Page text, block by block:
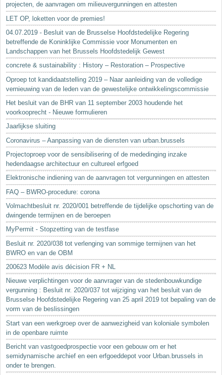
projecten, de aanvragen om milieuvergunningen en attesten
LET OP, loketten voor de premies!
04.07.2019 - Besluit van de Brusselse Hoofdstedelijke Regering
betreffende de Koninklijke Commissie voor Monumenten en
Landschappen van het Brussels Hoofdstedelijk Gewest
concrete & sustainability : History – Restoration – Prospective
Oproep tot kandidaatstelling 2019 – Naar aanleiding van de volledige
vernieuwing van de leden van de gewestelijke ontwikkelingscommissie
Het besluit van de BHR van 11 september 2003 houdende het
voorkooprecht - Nieuwe formulieren
Jaarlijkse sluiting
Coronavirus – Aanpassing van de diensten van urban.brussels
Projectoproep voor de sensibilisering of de mededinging inzake
hedendaagse architectuur en cultureel erfgoed
Elektronische indiening van de aanvragen tot vergunningen en attesten
FAQ – BWRO-procedure: corona
Volmachtbesluit nr. 2020/001 betreffende de tijdelijke opschorting van de
dwingende termijnen en de beroepen
MyPermit - Stopzetting van de testfase
Besluit nr. 2020/038 tot verlenging van sommige termijnen van het
BWRO en van de OBM
200623 Modèle avis décision FR + NL
Nieuwe verplichtingen voor de aanvrager van de stedenbouwkundige
vergunning : Besluit nr. 2020/037 tot wijziging van het besluit van de
Brusselse Hoofdstedelijke Regering van 25 april 2019 tot bepaling van de
vorm van de beslissingen
Start van een werkgroep over de aanwezigheid van koloniale symbolen
in de openbare ruimte
Bericht van vastgoedprospectie voor een gebouw om er het
semidynamische archief en een erfgoeddepot voor Urban.brussels in
onder te brengen.